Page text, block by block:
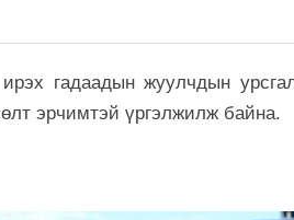
гадаадын жуулчдын
эрчимтэй үргэлжилж байна.